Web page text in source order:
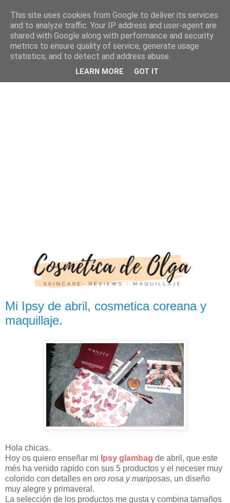
Mi Ipsy de abril, cosmetica coreana y
maquillaje.
Hola chicas.
Hoy os quiero enseñar mi Ipsy glambag de abril, que este
més ha venido rapido con sus 5 productos y el neceser muy
colorido con detalles en oro rosa y mariposas, un diseño
muy alegre y primaveral.
La selección de los productos me gusta y combina tamaños
This site uses cookies from Google to deliver its services
and to analyze traffic. Your IP address and user-agent are
shared with Google along with performance and security
metrics to ensure quality of service, generate usage
statistics, and to detect and address abuse.
LEARN MORE GOT IT